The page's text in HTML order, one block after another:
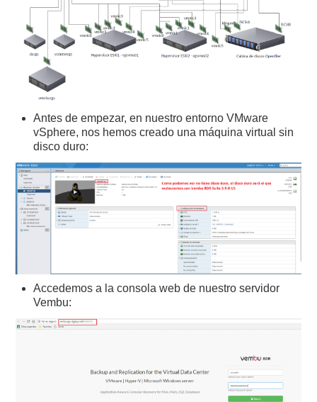
Antes de empezar, en nuestro entorno VMware
vSphere, nos hemos creado una máquina virtual sin
disco duro:
Accedemos a la consola web de nuestro servidor
Vembu: